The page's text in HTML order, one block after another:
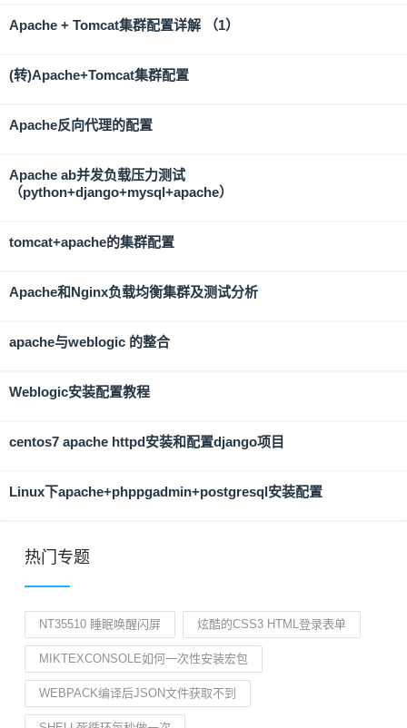
Apache + Tomcat集群配置详解 （1）
(转)Apache+Tomcat集群配置
Apache反向代理的配置
Apache ab并发负载压力测试
（python+django+mysql+apache）
tomcat+apache的集群配置
Apache和Nginx负载均衡集群及测试分析
apache与weblogic 的整合
Weblogic安装配置教程
centos7 apache httpd安装和配置django项目
Linux下apache+phppgadmin+postgresql安装配置
热门专题
NT35510 睡眠唤醒闪屏 炫酷的CSS3 HTML登录表单
MIKTEXCONSOLE如何一次性安装宏包
WEBPACK编译后JSON文件获取不到